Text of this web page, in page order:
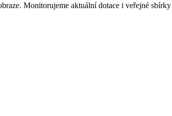
Monitorujeme aktuální dotace i veřejné